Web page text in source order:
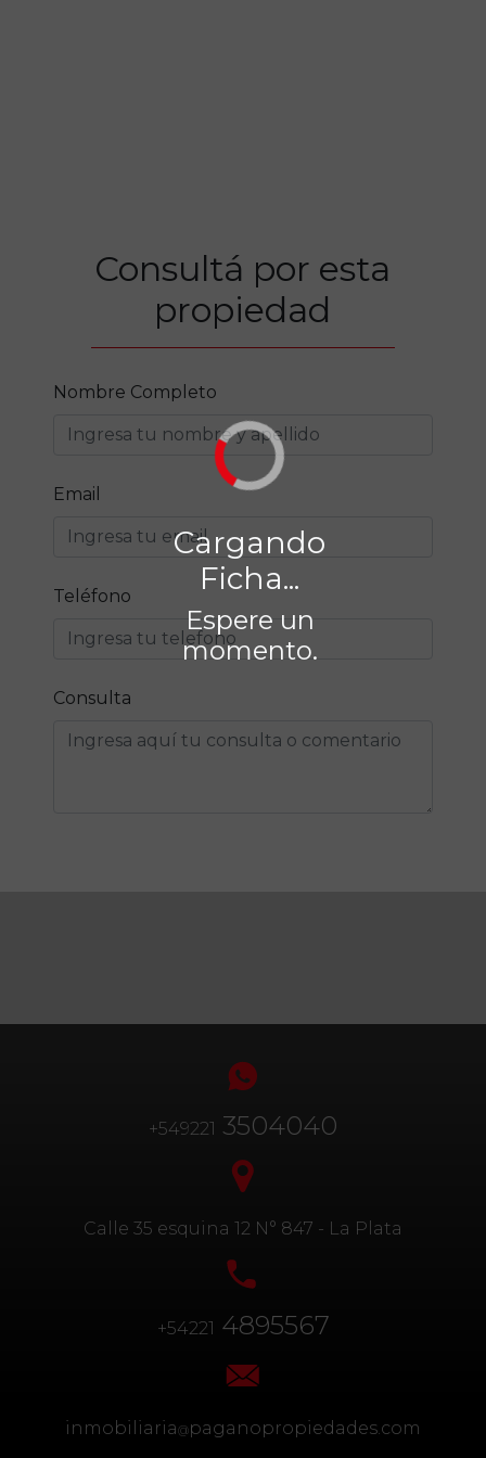
Cargando
Ficha...
Espere un
momento.
Consultá por esta
propiedad
Nombre Completo
Email
Teléfono
Consulta
+549221 3504040
Calle 35 esquina 12 N° 847 - La Plata
+54221 4895567
inmobiliaria@paganopropiedades.com